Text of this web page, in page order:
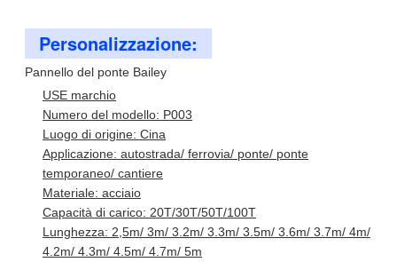
Personalizzazione:
Pannello del ponte Bailey
USE marchio
Numero del modello: P003
Luogo di origine: Cina
Applicazione: autostrada/ ferrovia/ ponte/ ponte
temporaneo/ cantiere
Materiale: acciaio
Capacità di carico: 20T/30T/50T/100T
Lunghezza: 2,5m/ 3m/ 3.2m/ 3.3m/ 3.5m/ 3.6m/ 3.7m/ 4m/
4.2m/ 4.3m/ 4.5m/ 4.7m/ 5m